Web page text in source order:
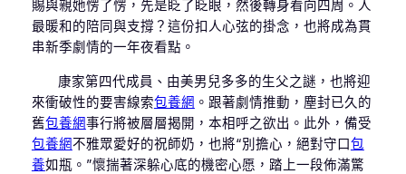
賜與親她愣了愣，先是眨了眨眼，然後轉身看向四周。人
最暖和的陪同與支撐？這份扣人心弦的掛念，也將成為貫
串新季劇情的一年夜看點。
康家第四代成員、由美男兒多多的生父之謎，也將迎
來衝破性的要害線索包養網 。跟著劇情推動，塵封已久的
舊包養網事行將被層層揭開，本相呼之欲出。此外，備受
包養網不雅眾愛好的祝師奶，也將“別擔心，絕對守口包
養如瓶。”懷揣著深躲心底的機密心愿，踏上一段佈滿驚